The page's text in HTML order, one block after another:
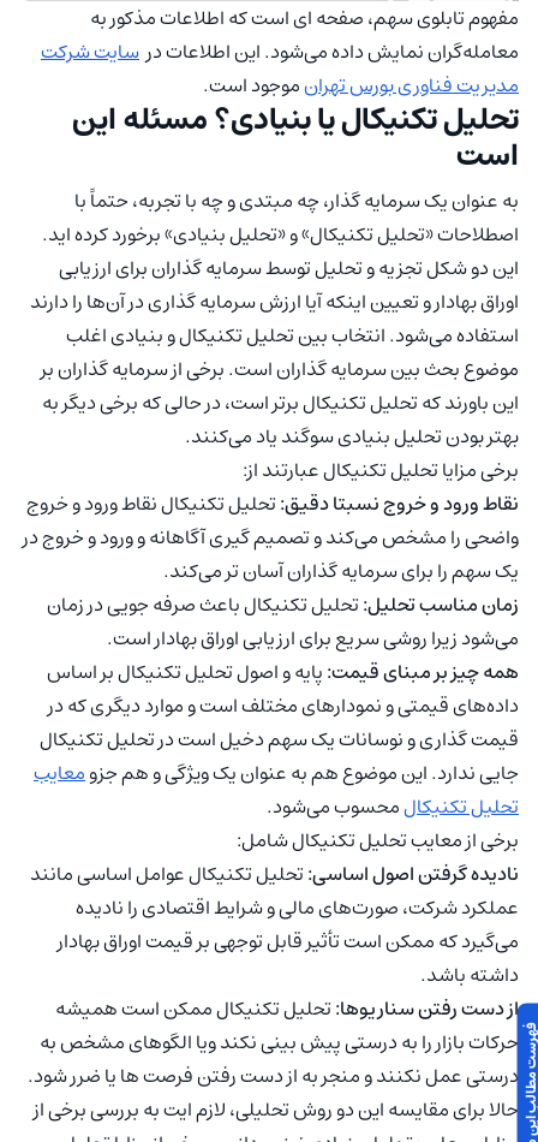
مفهوم تابلوی سهم، صفحه ای است که اطلاعات مذکور به
معامله‌گران نمایش داده می‌شود. این اطلاعات درسایت شرکت
مدیریت فناوری بورس تهرانموجود است.
تحلیل تکنیکال یا بنیادی؟ مسئله این
است
به عنوان یک سرمایه گذار، چه مبتدی و چه با تجربه، حتماً با
اصطلاحات «تحلیل تکنیکال» و «تحلیل بنیادی» برخورد کرده اید.
این دو شکل تجزیه و تحلیل توسط سرمایه گذاران برای ارزیابی
اوراق بهادار و تعیین اینکه آیا ارزش سرمایه گذاری در آن‌ها را دارند
استفاده می‌شود. انتخاب بین تحلیل تکنیکال و بنیادی اغلب
موضوع بحث بین سرمایه گذاران است. برخی از سرمایه گذاران بر
این باورند که تحلیل تکنیکال برتر است، در حالی که برخی دیگر به
بهتر بودن تحلیل بنیادی سوگند یاد می‌کنند.
برخی مزایا تحلیل تکنیکال عبارتند از:
نقاط ورود و خروج نسبتا دقیق:تحلیل تکنیکال نقاط ورود و خروج
واضحی را مشخص می‌کند و تصمیم گیری آگاهانه و ورود و خروج در
یک سهم را برای سرمایه گذاران آسان تر می‌کند.
زمان مناسب تحلیل:تحلیل تکنیکال باعث صرفه جویی در زمان
می‌شود زیرا روشی سریع برای ارزیابی اوراق بهادار است.
همه چیز بر مبنای قیمت:پایه و اصول تحلیل تکنیکال بر اساس
داده‌های قیمتی و نمودارهای مختلف است و موارد دیگری که در
قیمت گذاری و نوسانات یک سهم دخیل است در تحلیل تکنیکال
جایی ندارد. این موضوع هم به عنوان یک ویژگی و هم جزومعایب
تحلیل تکنیکالمحسوب می‌شود.
برخی از معایب تحلیل تکنیکال شامل:
نادیده گرفتن اصول اساسی:تحلیل تکنیکال عوامل اساسی مانند
عملکرد شرکت، صورت‌های مالی و شرایط اقتصادی را نادیده
می‌گیرد که ممکن است تأثیر قابل توجهی بر قیمت اوراق بهادار
داشته باشد.
از دست رفتن سناریوها:تحلیل تکنیکال ممکن است همیشه
حرکات بازار را به درستی پیش بینی نکند ویا الگوهای مشخص به
درستی عمل نکنند و منجر به از دست رفتن فرصت ها یا ضرر شود.
حالا برای مقایسه این دو روش تحلیلی، لازم ایت به بررسی برخی از مقاله